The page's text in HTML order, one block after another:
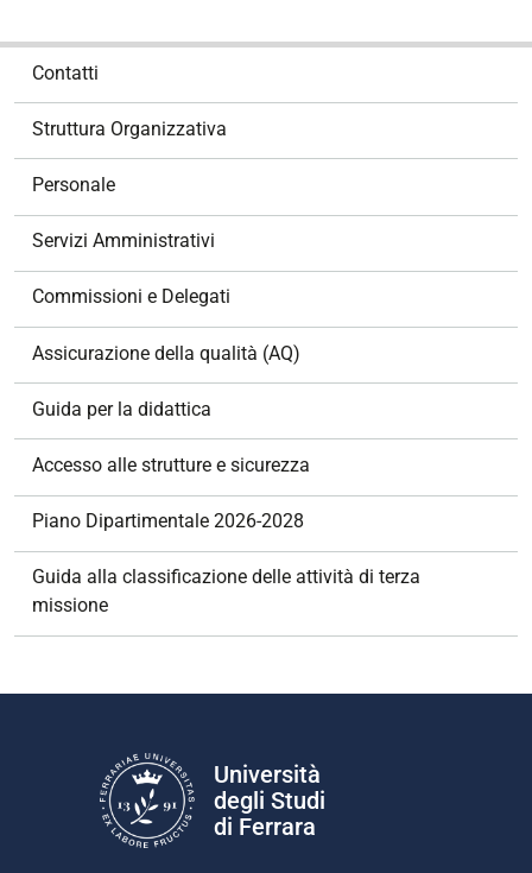
Contatti
Struttura Organizzativa
Personale
Servizi Amministrativi
Commissioni e Delegati
Assicurazione della qualità (AQ)
Guida per la didattica
Accesso alle strutture e sicurezza
Piano Dipartimentale 2026-2028
Guida alla classificazione delle attività di terza
missione
Università
degli Studi
di Ferrara